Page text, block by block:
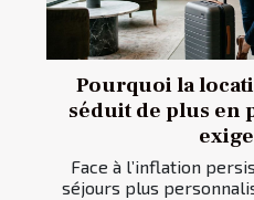
Pourquoi la
séduit de plus en
Face à l’inflation
séjours plus